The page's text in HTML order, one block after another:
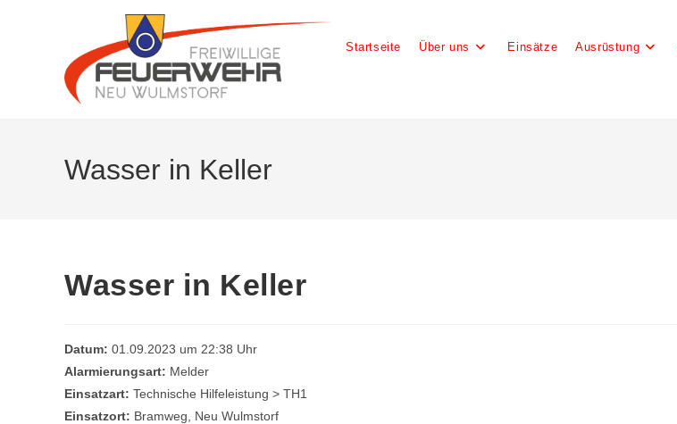
Startseite Über uns Einsätze Ausrüstung
Wasser in Keller
Wasser in Keller
Datum: 01.09.2023 um 22:38 Uhr
Alarmierungsart: Melder
Einsatzart: Technische Hilfeleistung > TH1
Einsatzort: Bramweg, Neu Wulmstorf